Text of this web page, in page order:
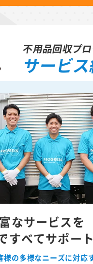
不用品回収プ
サービ
なサービスを
すべてサポート
様の多様なニーズに対応